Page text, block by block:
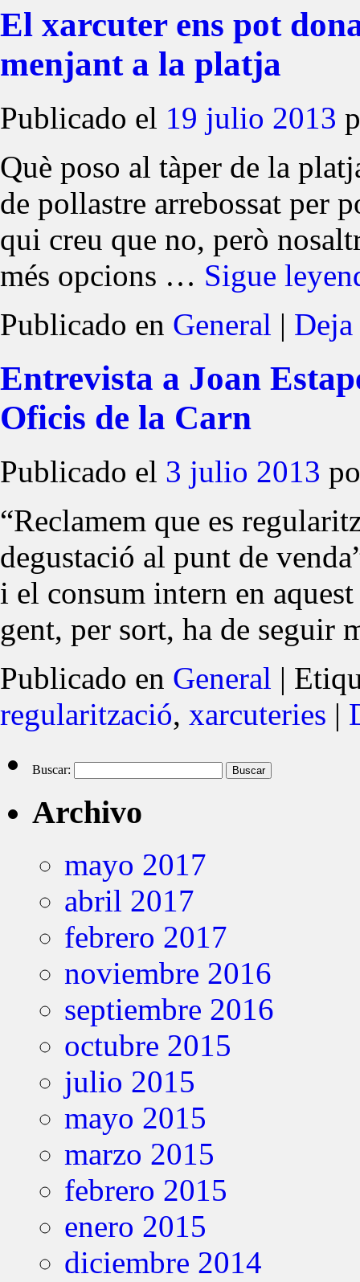
El xarcuter ens pot
menjant a la platja
Publicado el 19 julio 2013
Què poso al tàper de la
de pollastre arrebossat per
qui creu que no, però
més opcions … Sigue
Publicado en General |
Entrevista a Joan
Oficis de la Carn
Publicado el 3 julio 2013
“Reclamem que es
degustació al punt de
i el consum intern en
gent, per sort, ha de
Publicado en General |
regularització, xarcuteries |
Buscar:
Archivo
mayo 2017
abril 2017
febrero 2017
noviembre 2016
septiembre 2016
octubre 2015
julio 2015
mayo 2015
marzo 2015
febrero 2015
enero 2015
diciembre 2014